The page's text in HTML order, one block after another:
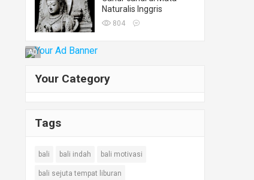
Naturalis Inggris
804
AD
Your Category
Tags
bali bali indah bali motivasi
bali sejuta tempat liburan